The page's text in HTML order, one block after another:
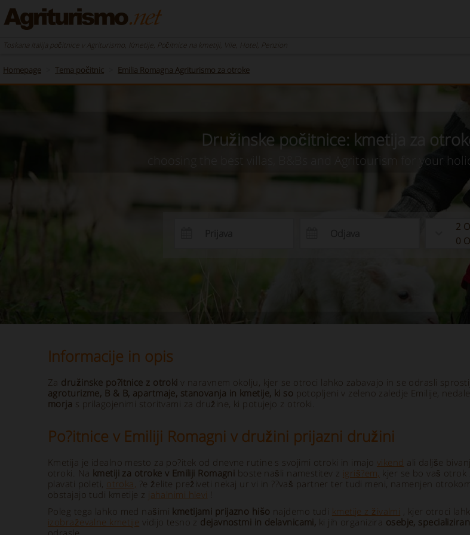
Toskana Italija počitnice v Agriturismo, Kmetije, Počitnice na kmetiji, Vile, Hotel, Penzion
Homepage Tema počitnic Emilia Romagna Agriturismo za otroke
Družinske počitnice: kmetija za
choosing the best villas, B&Bs and Agritourism for your
2
0
Informacije in opis
Za družinske po?itnice z otroki v naravnem okolju, kjer se otroci lahko zabavajo in se odrasli
agroturizme, B & B, apartmaje, stanovanja in kmetije, ki so potopljeni v zeleno zaledje Emilije,
morja s prilagojenimi storitvami za družine, ki potujejo z otroki.
Po?itnice v Emiliji Romagni v družini prijazni družini
Kmetija je idealno mesto za po?itek od dnevne rutine s svojimi otroki in imajo vikend ali daljše
otroki. Na kmetiji za otroke v Emiliji Romagni boste našli namestitev z igriš?em, kjer se bo vaš otrok
plavati poleti, otroka, ?e želite preživeti nekaj ur vi in ??vaš partner ter tudi meni, namenjen
obstajajo tudi kmetije z jahalnimi hlevi !
Poleg tega lahko med našimi kmetijami prijazno hišo najdemo tudi kmetije z živalmi , kjer otroci
izobraževalne kmetije vidijo tesno z dejavnostmi in delavnicami, ki jih organizira osebje,
odrasle.